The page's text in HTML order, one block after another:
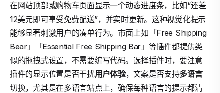
在网站顶部或购物车页面显示一个动态进度条，比如“还差
12美元即可享受免费配送”，并实时更新。这种视觉化提示
能够显著刺激用户的凑单行为。市面上如「Free Shipping
Bear」「Essential Free Shipping Bar」等插件都提供类
似的拖拽式设置，不需要编写代码。选择插件时，要注意
插件的显示位置是否干扰用户体验，文案是否支持多语言
切换，尤其是在多语言站点上，确保每种语言的提示都清